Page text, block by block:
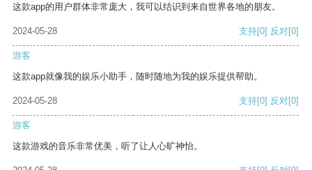
这款app的用户群体非常庞大，我可以结识到来自世界各地的朋友。
2024-05-28 支持[0] 反对[0]
游客
这款app就像我的娱乐小助手，随时随地为我的娱乐提供帮助。
2024-05-28 支持[0] 反对[0]
游客
这款游戏的音乐非常优美，听了让人心旷神怡。